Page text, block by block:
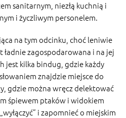
sanitarnym, niezłą kuchnią i
i życzliwym personelem.
na tym odcinku, choć leniwie
ładnie zagospodarowana i na jej
jest kilka bindug, gdzie każdy
znajdzie miejsce do
gdzie można wręcz delektować
śpiewem ptaków i widokiem
i zapomnieć o miejskim